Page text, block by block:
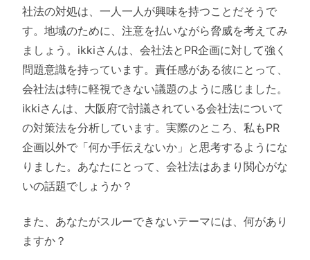
社法の対処は、一人一人が興味を持つことだそうで
す。地域のために、注意を払いながら脅威を考えてみ
ましょう。ikkiさんは、会社法とPR企画に対して強く
問題意識を持っています。責任感がある彼にとって、
会社法は特に軽視できない議題のように感じました。
ikkiさんは、大阪府で討議されている会社法について
の対策法を分析しています。実際のところ、私もPR
企画以外で「何か手伝えないか」と思考するようにな
りました。あなたにとって、会社法はあまり関心がな
いの話題でしょうか？
また、あなたがスルーできないテーマには、何があり
ますか？